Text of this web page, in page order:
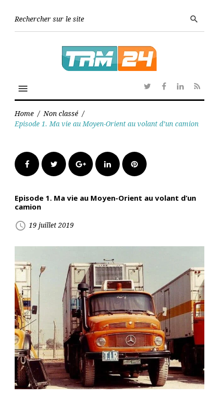
search
menu
TwitterFacebook
Linkedin
RSS
Home / Non classé /
Episode 1. Ma vie au Moyen-Orient au volant d’un camion
FacebookTwitter Google+LinkedInPinterest
Episode 1. Ma vie au Moyen-Orient au volant d’un
camion
access_time 19 juillet 2019